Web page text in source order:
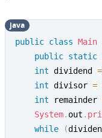
public class Main
public static
int dividend =
int divisor =
int remainder
System. out .
while
(
java